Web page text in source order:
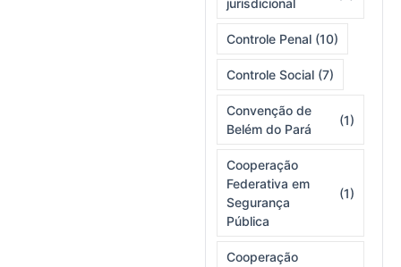
jurisdicional
Controle Penal (10)
Controle Social (7)
Convenção de
Belém do Pará
(1)
Cooperação
Federativa em
Segurança
Pública
(1)
Cooperação